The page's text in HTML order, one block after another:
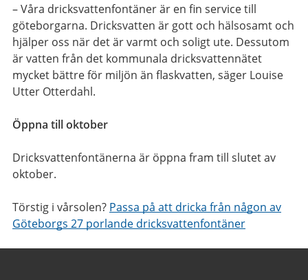
– Våra dricksvattenfontäner är en fin service till
göteborgarna. Dricksvatten är gott och hälsosamt och
hjälper oss när det är varmt och soligt ute. Dessutom
är vatten från det kommunala dricksvattennätet
mycket bättre för miljön än flaskvatten, säger Louise
Utter Otterdahl.
Öppna till oktober
Dricksvattenfontänerna är öppna fram till slutet av
oktober.
Törstig i vårsolen? Passa på att dricka från någon av
Göteborgs 27 porlande dricksvattenfontäner